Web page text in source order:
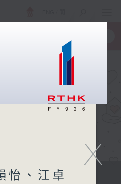
療健康資訊
X
怡、江卓